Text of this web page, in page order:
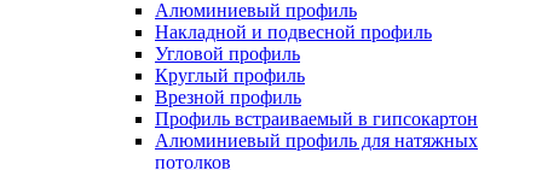
Алюминиевый профиль
Накладной и подвесной профиль
Угловой профиль
Круглый профиль
Врезной профиль
Профиль встраиваемый в гипсокартон
Алюминиевый профиль для натяжных
потолков